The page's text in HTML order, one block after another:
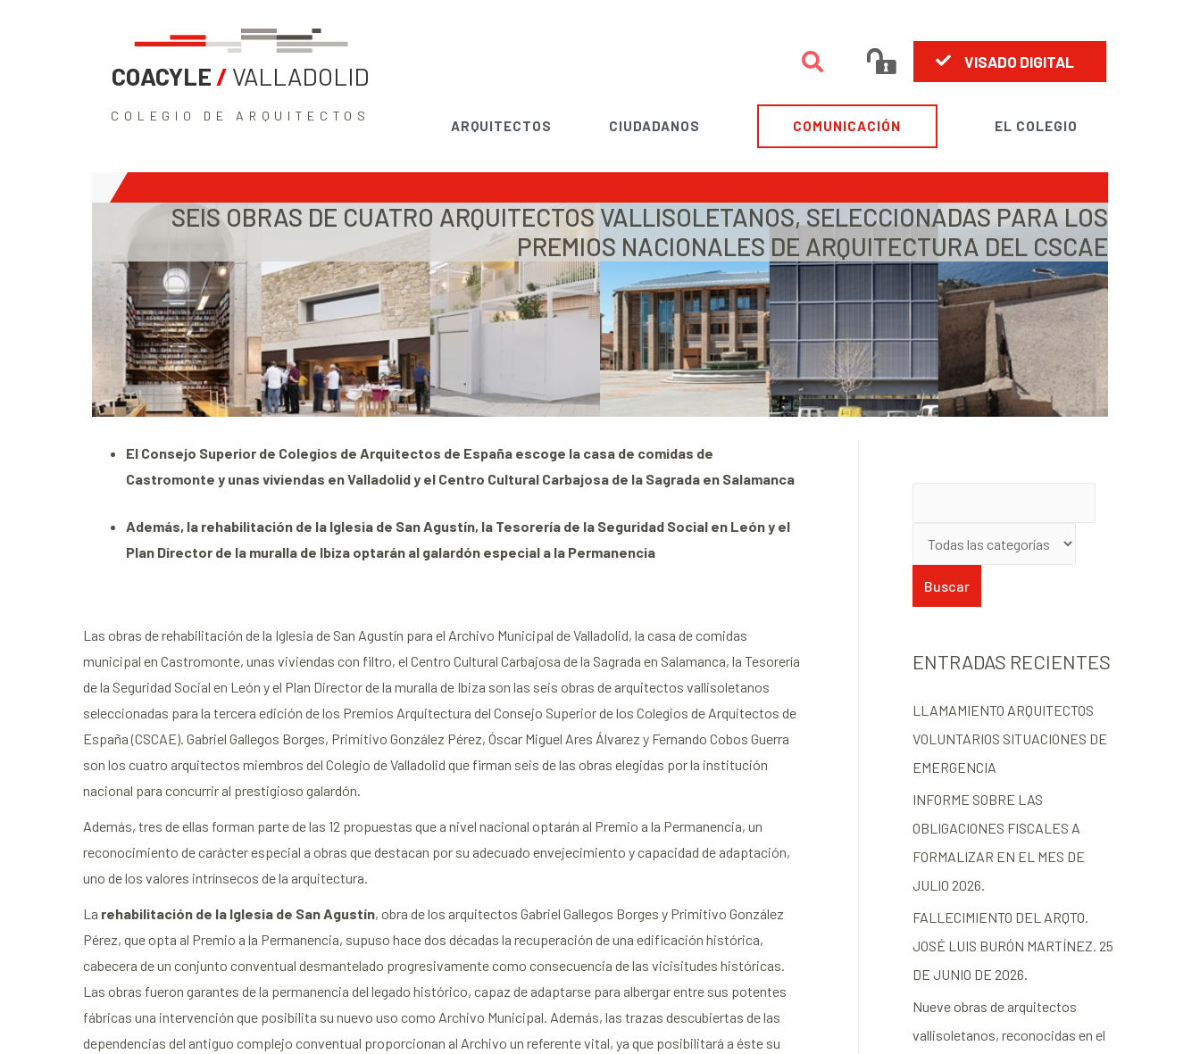
COACYLE / VALLADOLID
COLEGIO DE ARQUITECTOS
VISADO DIGITAL
ARQUITECTOS CIUDADANOS COMUNICACIÓN EL COLEGIO
SEIS OBRAS DE CUATRO ARQUITECTOS VALLISOLETANOS, SELECCIONADAS PARA LOS
PREMIOS NACIONALES DE ARQUITECTURA DEL CSCAE
El Consejo Superior de Colegios de Arquitectos de España escoge la casa de comidas de
Castromonte y unas viviendas en Valladolid y el Centro Cultural Carbajosa de la Sagrada en Salamanca
Además, la rehabilitación de la Iglesia de San Agustín, la Tesorería de la Seguridad Social en León y el
Plan Director de la muralla de Ibiza optarán al galardón especial a la Permanencia
Las obras de rehabilitación de la Iglesia de San Agustín para el Archivo Municipal de Valladolid, la casa de comidas
municipal en Castromonte, unas viviendas con filtro, el Centro Cultural Carbajosa de la Sagrada en Salamanca, la Tesorería
de la Seguridad Social en León y el Plan Director de la muralla de Ibiza son las seis obras de arquitectos vallisoletanos
seleccionadas para la tercera edición de los Premios Arquitectura del Consejo Superior de los Colegios de Arquitectos de
España (CSCAE). Gabriel Gallegos Borges, Primitivo González Pérez, Óscar Miguel Ares Álvarez y Fernando Cobos Guerra
son los cuatro arquitectos miembros del Colegio de Valladolid que firman seis de las obras elegidas por la institución
nacional para concurrir al prestigioso galardón.
Además, tres de ellas forman parte de las 12 propuestas que a nivel nacional optarán al Premio a la Permanencia, un
reconocimiento de carácter especial a obras que destacan por su adecuado envejecimiento y capacidad de adaptación,
uno de los valores intrínsecos de la arquitectura.
La rehabilitación de la Iglesia de San Agustín, obra de los arquitectos Gabriel Gallegos Borges y Primitivo González
Pérez, que opta al Premio a la Permanencia, supuso hace dos décadas la recuperación de una edificación histórica,
cabecera de un conjunto conventual desmantelado progresivamente como consecuencia de las vicisitudes históricas.
Las obras fueron garantes de la permanencia del legado histórico, capaz de adaptarse para albergar entre sus potentes
fábricas una intervención que posibilita su nuevo uso como Archivo Municipal. Además, las trazas descubiertas de las
dependencias del antiguo complejo conventual proporcionan al Archivo un referente vital, ya que posibilitará a éste su
ENTRADAS RECIENTES
LLAMAMIENTO ARQUITECTOS
VOLUNTARIOS SITUACIONES DE
EMERGENCIA
INFORME SOBRE LAS
OBLIGACIONES FISCALES A
FORMALIZAR EN EL MES DE
JULIO 2026.
FALLECIMIENTO DEL ARQTO.
JOSÉ LUIS BURÓN MARTÍNEZ. 25
DE JUNIO DE 2026.
Nueve obras de arquitectos
vallisoletanos, reconocidas en el